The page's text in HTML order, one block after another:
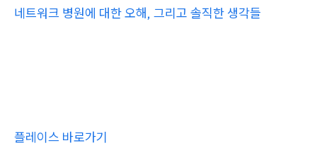
네트워크 병원에 대한 오해, 그리고 솔직한 생각들
플레이스 바로가기